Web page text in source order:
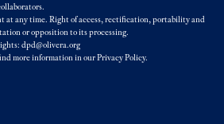
at any time. Right of access, rectification, portability and
or opposition to its processing.
dpd@olivera.org
more information in ourPrivacy Policy.